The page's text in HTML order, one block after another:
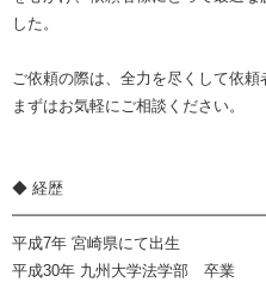
した。
ご依頼の際は、全力を尽くして依頼
まずはお気軽にご相談ください。
◆ 経歴
平成7年 宮崎県にて出生
平成30年 九州大学法学部 卒業